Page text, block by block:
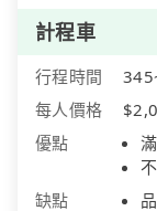
計程車
行程時間
每人價格
優點
缺點